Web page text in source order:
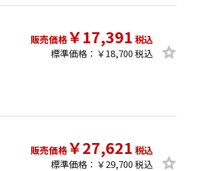
販売価格￥17,391 税込
標準価格：￥18,700 税込
販売価格￥27,621 税込
標準価格：￥29,700 税込